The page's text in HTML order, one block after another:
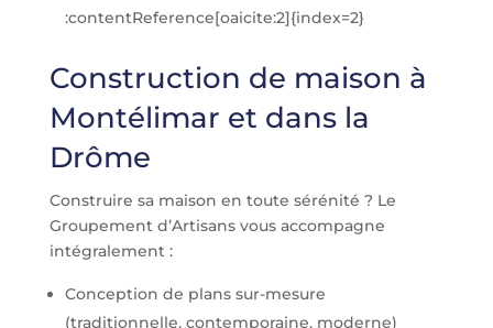
:contentReference[oaicite:2]{index=2}
Construction de maison à
Montélimar et dans la
Drôme
Construire sa maison en toute sérénité ? Le
Groupement d’Artisans vous accompagne
intégralement :
Conception de plans sur-mesure
(traditionnelle, contemporaine, moderne)